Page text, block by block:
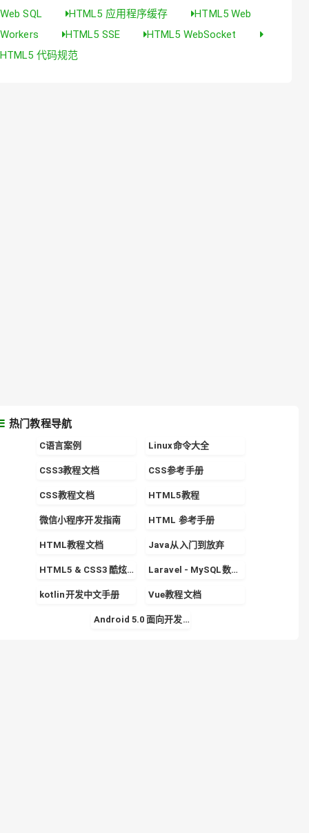
Web SQL
HTML5 应用程序缓存
HTML5 Web
Workers
HTML5 SSE
HTML5 WebSocket
HTML5 代码规范
热门教程导航
C语言案例 Linux命令大全
CSS3教程文档 CSS参考手册
CSS教程文档 HTML5教程
微信小程序开发指南 HTML 参考手册
HTML教程文档 Java从入门到放弃
HTML5 & CSS3 酷炫实战专栏 Laravel - MySQL数据库的使用详解
kotlin开发中文手册 Vue教程文档
Android 5.0 面向开发者的 Material Design